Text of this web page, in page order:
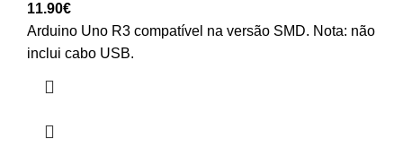
11.90€
Arduino Uno R3 compatível na versão SMD. Nota: não
inclui cabo USB.